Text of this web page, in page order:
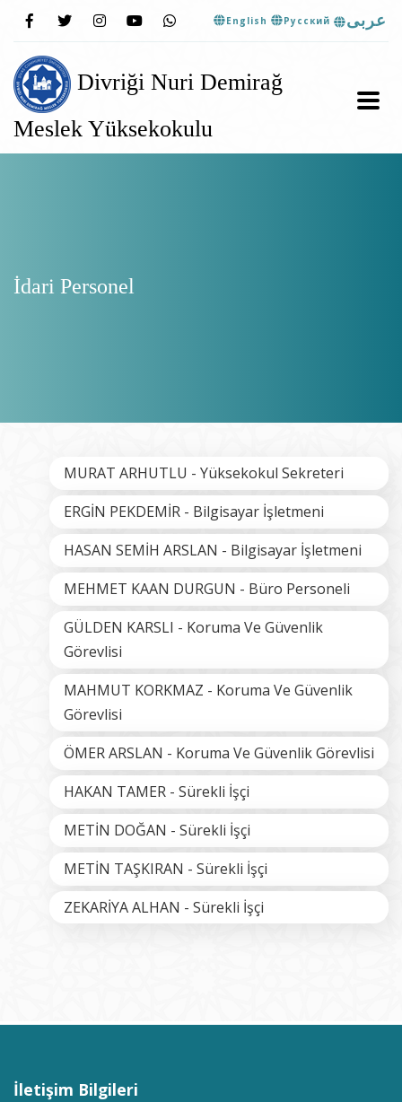
English Pусский عربى
Divriği Nuri Demirağ
Meslek Yüksekokulu
İdari Personel
MURAT ARHUTLU - Yüksekokul Sekreteri
ERGİN PEKDEMİR - Bilgisayar İşletmeni
HASAN SEMİH ARSLAN - Bilgisayar İşletmeni
MEHMET KAAN DURGUN - Büro Personeli
GÜLDEN KARSLI - Koruma Ve Güvenlik
Görevlisi
MAHMUT KORKMAZ - Koruma Ve Güvenlik
Görevlisi
ÖMER ARSLAN - Koruma Ve Güvenlik Görevlisi
HAKAN TAMER - Sürekli İşçi
METİN DOĞAN - Sürekli İşçi
METİN TAŞKIRAN - Sürekli İşçi
ZEKARİYA ALHAN - Sürekli İşçi
İletişim Bilgileri